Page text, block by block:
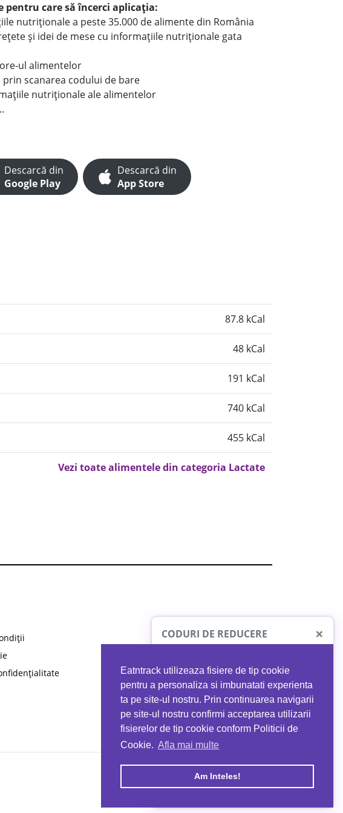
Eatntrack utilizeaza fisiere de tip cookie
pentru a personaliza si imbunatati experienta
ta pe site-ul nostru. Prin continuarea navigarii
pe site-ul nostru confirmi acceptarea utilizarii
fisierelor de tip cookie conform Politicii de
Cookie. Afla mai multe
Am Inteles!
pentru care să încerci aplicația:
nutriționale a peste 35.000 de alimente din România
și idei de mese cu informațiile nutriționale gata
ul alimentelor
scanarea codului de bare
nutriționale ale alimentelor
Descarcă din
Google Play
Descarcă din
App Store
87.8 kCal
48 kCal
191 kCal
740 kCal
455 kCal
Vezi toate alimentele din categoria Lactate
CODURI DE REDUCERE ×
PROTO41
reducere la orice comandă
EATNTRACK
MYPROTEIN
Ai40%reducere la orice comandă
folosind codul EATTRACK